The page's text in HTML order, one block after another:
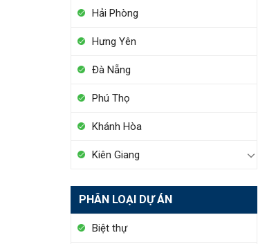
Hải Phòng
Hưng Yên
Đà Nẵng
Phú Thọ
Khánh Hòa
Kiên Giang
PHÂN LOẠI DỰ ÁN
Biệt thự